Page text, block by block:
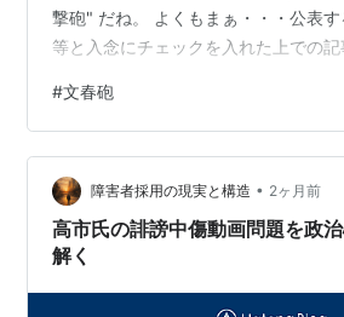
撃砲" だね。 よくもまぁ・・・公表
等と入念にチェックを入れた上での記
ない報道だね・・・そう想わざるを得
も： 権力側はこれを "切り抜ける" ん
だって、ご本人の音声じゃぁないし
ぐに忘れる喉元を持つ私等日本人の特
バズは長くは続かないだろうしね。
ぐに次の "衝撃…
#文春砲
障害者採用の現実と構造 • 2ヶ月前
高市氏の誹謗中傷動画問題を政
解く